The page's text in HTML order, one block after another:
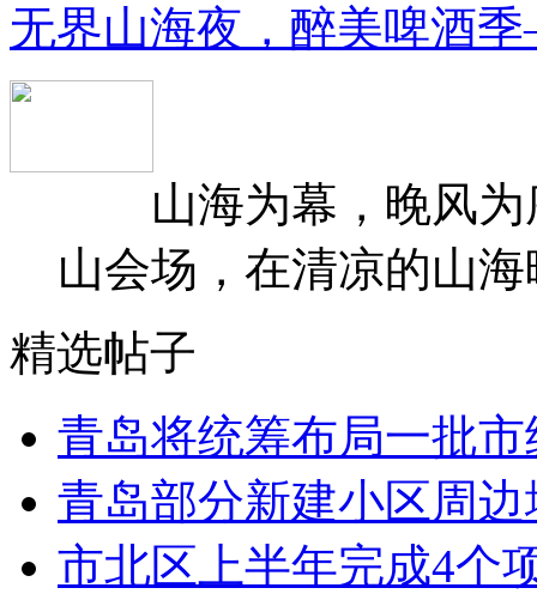
无界山海夜，醉美啤酒
山海为幕，晚风为
山会场，在清凉的山
精选帖子
青岛将统筹布局一批市
青岛部分新建小区周
市北区上半年完成4个